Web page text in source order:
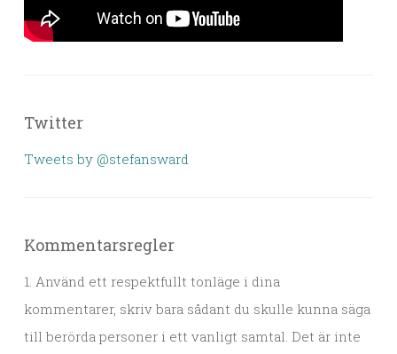
Twitter
Tweets by @stefansward
Kommentarsregler
1. Använd ett respektfullt tonläge i dina
kommentarer, skriv bara sådant du skulle kunna säga
till berörda personer i ett vanligt samtal. Det är inte